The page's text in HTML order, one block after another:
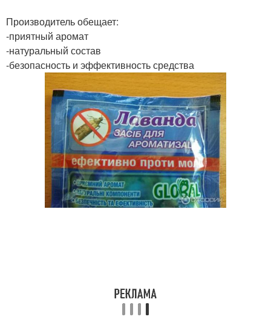
Производитель обещает:
-приятный аромат
-натуральный состав
-безопасность и эффективность средства